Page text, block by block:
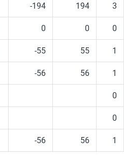
-194 194 3
0 0 0
-55 55 1
-56 56 1
0
0
-56 56 1